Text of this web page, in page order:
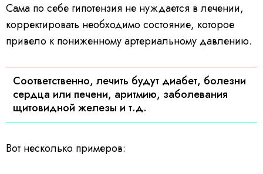
Сама по себе гипотензия не нуждается в лечении,
корректировать необходимо состояние, которое
привело к пониженному артериальному давлению.
Соответственно, лечить будут диабет, болезни
сердца или печени, аритмию, заболевания
щитовидной железы и т.д.
Вот несколько примеров: